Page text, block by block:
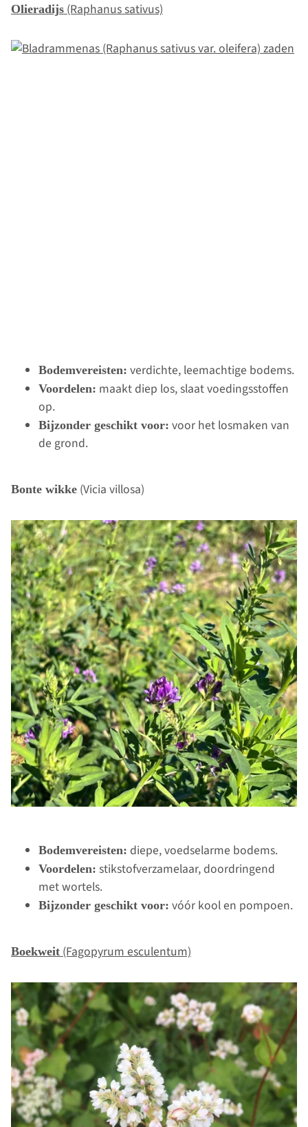
Olieradijs(Raphanus sativus)
Bodemvereisten: verdichte, leemachtige bodems.
Voordelen: maakt diep los, slaat voedingsstoffen
op.
Bijzonder geschikt voor: voor het losmaken van
de grond.
Bonte wikke (Vicia villosa)
Bodemvereisten: diepe, voedselarme bodems.
Voordelen: stikstofverzamelaar, doordringend
met wortels.
Bijzonder geschikt voor: vóór kool en pompoen.
Boekweit(Fagopyrum esculentum)